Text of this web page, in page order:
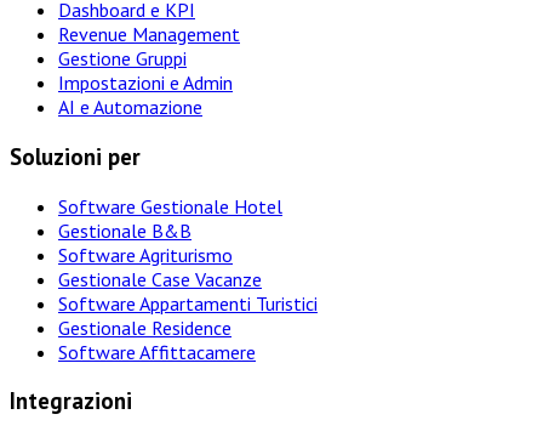
Dashboard e KPI
Revenue Management
Gestione Gruppi
Impostazioni e Admin
AI e Automazione
Soluzioni per
Software Gestionale Hotel
Gestionale B&B
Software Agriturismo
Gestionale Case Vacanze
Software Appartamenti Turistici
Gestionale Residence
Software Affittacamere
Integrazioni